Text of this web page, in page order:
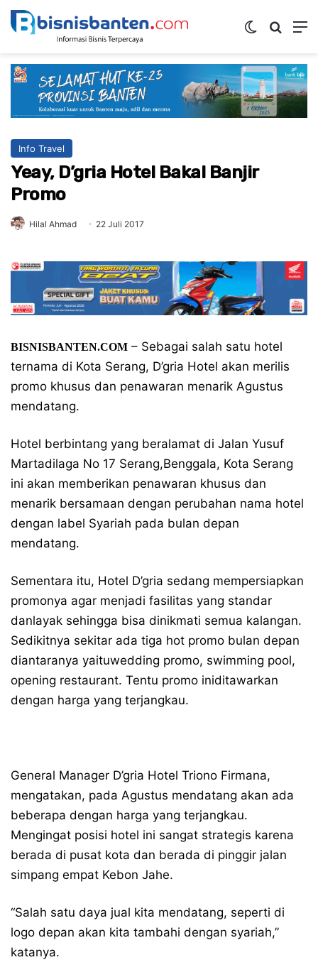
Switch skin
Info Travel
Yeay, D’gria Hotel Bakal Banjir
Promo
Hilal Ahmad 22 Juli 2017
BISNISBANTEN.COM – Sebagai salah satu hotel
ternama di Kota Serang, D’gria Hotel akan merilis
promo khusus dan penawaran menarik Agustus
mendatang.
Hotel berbintang yang beralamat di Jalan Yusuf
Martadilaga No 17 Serang,Benggala, Kota Serang
ini akan memberikan penawaran khusus dan
menarik bersamaan dengan perubahan nama hotel
dengan label Syariah pada bulan depan
mendatang.
Sementara itu, Hotel D’gria sedang mempersiapkan
promonya agar menjadi fasilitas yang standar
danlayak sehingga bisa dinikmati semua kalangan.
Sedikitnya sekitar ada tiga hot promo bulan depan
diantaranya yaituwedding promo, swimming pool,
opening restaurant. Tentu promo iniditawarkan
dengan harga yang terjangkau.
General Manager D’gria Hotel Triono Firmana,
mengatakan, pada Agustus mendatang akan ada
beberapa dengan harga yang terjangkau.
Mengingat posisi hotel ini sangat strategis karena
berada di pusat kota dan berada di pinggir jalan
simpang empat Kebon Jahe.
“Salah satu daya jual kita mendatang, seperti di
logo depan akan kita tambahi dengan syariah,”
katanya.